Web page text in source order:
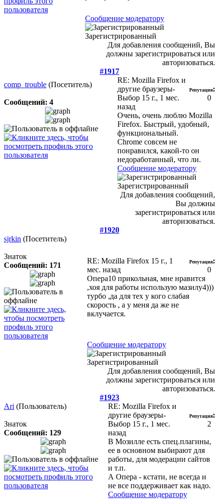
Сообщение модератору
Зарегистрированный
Для добавления сообщений, Вы
должны зарегистрироваться или
авторизоваться.
#1917
comp_trouble (Посетитель)
Сообщений: 4
RE: Mozilla Firefox и
другие браузеры-
Выбор 15 г., 1 мес.
назад
Репутация:
0
Очень, очень люблю Mozilla
Firefox. Быстрый, удобный,
функциональный.
Chrome совсем не
понравился, какой-то он
недоработанный, что ли.
Сообщение модератору
Зарегистрированный
Для добавления сообщений,
Вы должны
зарегистрироваться или
авторизоваться.
#1920
sjrkin (Посетитель)
Знаток
Сообщений: 171
RE: Mozilla Firefox 15 г., 1
мес. назад
Репутация:
0
Опера10 прикольная, мне нравится
,хоя для работы использую мазилу4)))
турбо ,да для тех у кого слабая
скорость , а у меня да же не
вклучается.
Сообщение модератору
Зарегистрированный
Для добавления сообщений, Вы
должны зарегистрироваться или
авторизоваться.
#1923
Ari (Пользователь)
Знаток
Сообщений: 129
RE: Mozilla Firefox и
другие браузеры-
Выбор 15 г., 1 мес.
назад
Репутация:
2
В Мозилле есть спец.плагины,
ее в основном выбирают для
работы, для модерации сайтов
и т.п.
А Опера - кстати, не всегда и
не все поддерживает как надо.
Сообщение модератору